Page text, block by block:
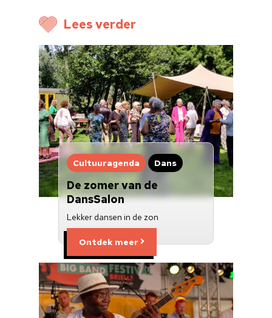
Lees verder
Cultuuragenda Dans
De zomer van de
DansSalon
Lekker dansen in de zon
Ontdek meer
Over ons
Nieuwsbrief
Doneren